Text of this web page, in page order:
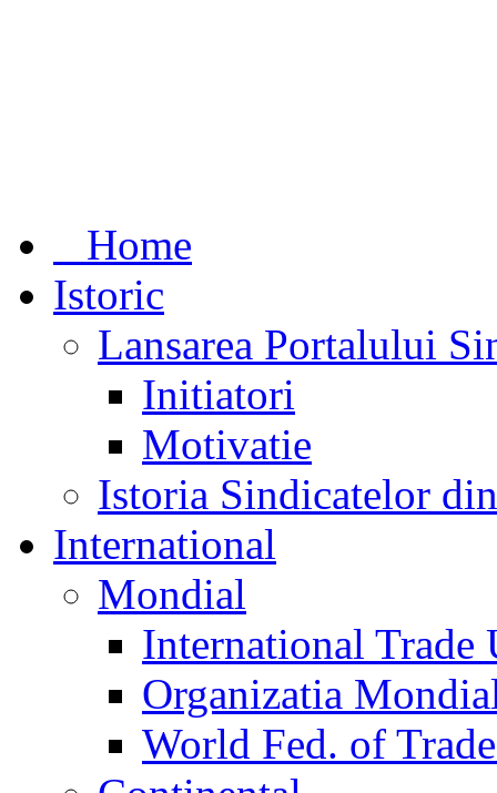
Home
Istoric
Lansarea Portalului
Initiatori
Motivatie
Istoria Sindicatelor
International
Mondial
International Trade
Organizatia
World Fed. of